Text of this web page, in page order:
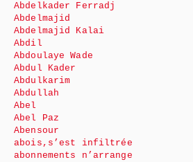
Abdelkader Ferradj
Abdelmajid
Abdelmajid Kalai
Abdil
Abdoulaye Wade
Abdul Kader
Abdulkarim
Abdullah
Abel
Abel Paz
Abensour
abois,s’est infiltrée
abonnements n’arrange